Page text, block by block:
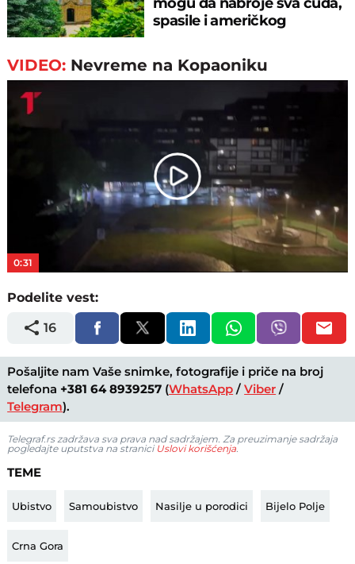
spasile i američkog
VIDEO: Nevreme na Kopaoniku
Play
Video
0:31
Podelite vest:
16
Pošaljite nam Vaše snimke, fotografije i priče na broj
telefona +381 64 8939257 (WhatsApp /Viber /
Telegram).
Telegraf.rs zadržava sva prava nad sadržajem. Za preuzimanje sadržaja
pogledajte uputstva na stranici Uslovi korišćenja.
TEME
Ubistvo Samoubistvo Nasilje u porodici Bijelo Polje
Crna Gora